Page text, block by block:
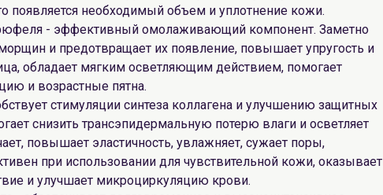
появляется необходимый объем и уплотнение кожи.
- эффективный омолаживающий компонент. Заметно
и предотвращает их появление, повышает упругость и
обладает мягким осветляющим действием, помогает
и возрастные пятна.
стимуляции синтеза коллагена и улучшению защитных
снизить трансэпидермальную потерю влаги и осветляет
повышает эластичность, увлажняет, сужает поры,
при использовании для чувствительной кожи, оказывает
и улучшает микроциркуляцию крови.